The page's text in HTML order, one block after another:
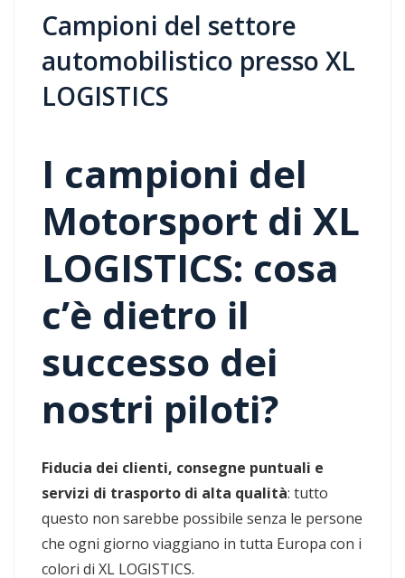
Campioni del settore
automobilistico presso XL
LOGISTICS
I campioni del
Motorsport di XL
LOGISTICS: cosa
c’è dietro il
successo dei
nostri piloti?
Fiducia dei clienti, consegne puntuali e
servizi di trasporto di alta qualità: tutto
questo non sarebbe possibile senza le persone
che ogni giorno viaggiano in tutta Europa con i
colori di XL LOGISTICS.